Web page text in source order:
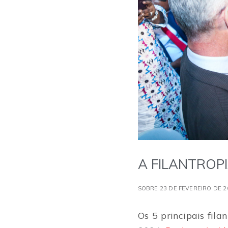
A
SOBRE 23 DE FEVEREIRO DE
Os 5 principais